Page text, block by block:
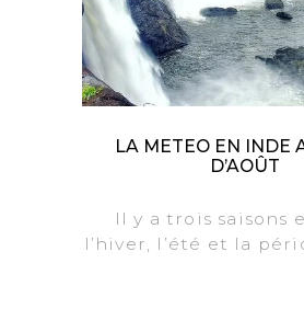
LA METEO EN INDE
D’AOÛT
Il y a trois saisons
l’hiver, l’été et la